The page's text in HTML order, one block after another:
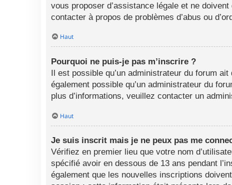
vous proposer d’assistance légale et ne
contacter à propos de problèmes d’abus ou
Haut
Pourquoi ne puis-je pas m’inscrire ?
Il est possible qu’un administrateur du forum
également possible qu’un administrateur du
plus d’informations, veuillez contacter un
Haut
Je suis inscrit mais je ne peux pas me
Vérifiez en premier lieu que votre nom
spécifié avoir en dessous de 13 ans pendant
également que les nouvelles inscriptions